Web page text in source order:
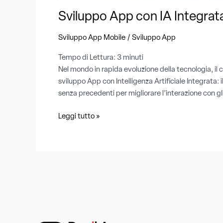
Sviluppo App con IA
Sviluppo App Mobile / Sviluppo App
Tempo di Lettura: 3 minuti
Nel mondo in rapida evoluzione della tecnologia,
sviluppo App con Intelligenza Artificiale Integrata:
senza precedenti per migliorare l’interazione con
Leggi tutto »